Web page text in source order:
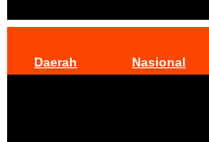
Daerah Nasional